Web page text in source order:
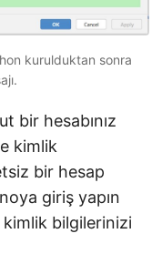
kurulduktan sonra
bir hesabınız
kimlik
bir hesap
giriş yapın
bilgilerinizi